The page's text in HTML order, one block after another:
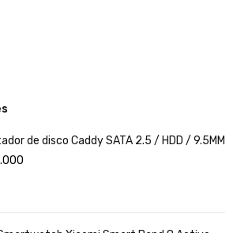
de disco Caddy SATA 2.5 / HDD / 9.5MM